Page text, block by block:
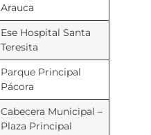
Arauca
Ese Hospital Santa
Teresita
Parque Principal
Pácora
Cabecera Municipal –
Plaza Principal